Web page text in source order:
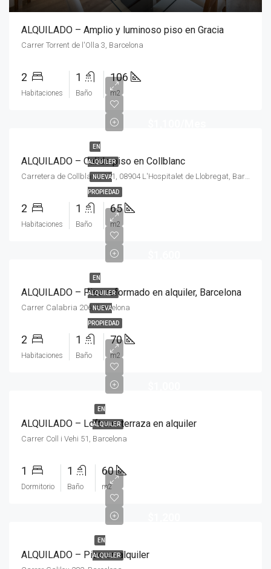
ALQUILADO – Amplio y luminoso piso en Gracia
Carrer Torrent de l'Olla 3, Barcelona
2
Habitaciones
1
Baño
106
m2
EN
ALQUILER
NUEVA
PROPIEDAD
ALQUILADO – Calido piso en Collblanc
Carretera de Collblanc, 101, 08904 L'Hospitalet de Llobregat, Barcelona, España
2
Habitaciones
1
Baño
65
m2
EN
ALQUILER
NUEVA
PROPIEDAD
ALQUILADO – Piso reformado en alquiler, Barcelona
Carrer Calabria 206, Barcelona
2
Habitaciones
1
Baño
70
m2
EN
ALQUILER
ALQUILADO – Loft con terraza en alquiler
Carrer Coll i Vehi 51, Barcelona
1
Dormitorio
1
Baño
60
m2
EN
ALQUILER
ALQUILADO – Piso en alquiler